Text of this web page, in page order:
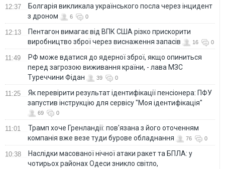
12:37
Болгарія викликала українського посла через інцидент
з дроном
6 0
12:13
Пентагон вимагає від ВПК США різко прискорити
виробництво зброї через виснаження запасів
16 0
11:49
РФ може вдатися до ядерної зброї, якщо опиниться
перед загрозою виживання країни, - лава МЗС
Туреччини Фідан
39 0
11:25
Як перевірити результат ідентифікації пенсіонера: ПФУ
запустив інструкцію для сервісу "Моя ідентифікація"
69 0
11:01
Трамп хоче Гренландії: пов'язана з його оточенням
компанія вже везе туди бурове обладнання
76 0
10:38
Наслідки масованої нічної атаки ракет та БПЛА: у
чотирьох районах Одеси зникло світло,